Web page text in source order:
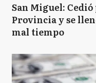
San Miguel:
Provincia y se
mal tiempo